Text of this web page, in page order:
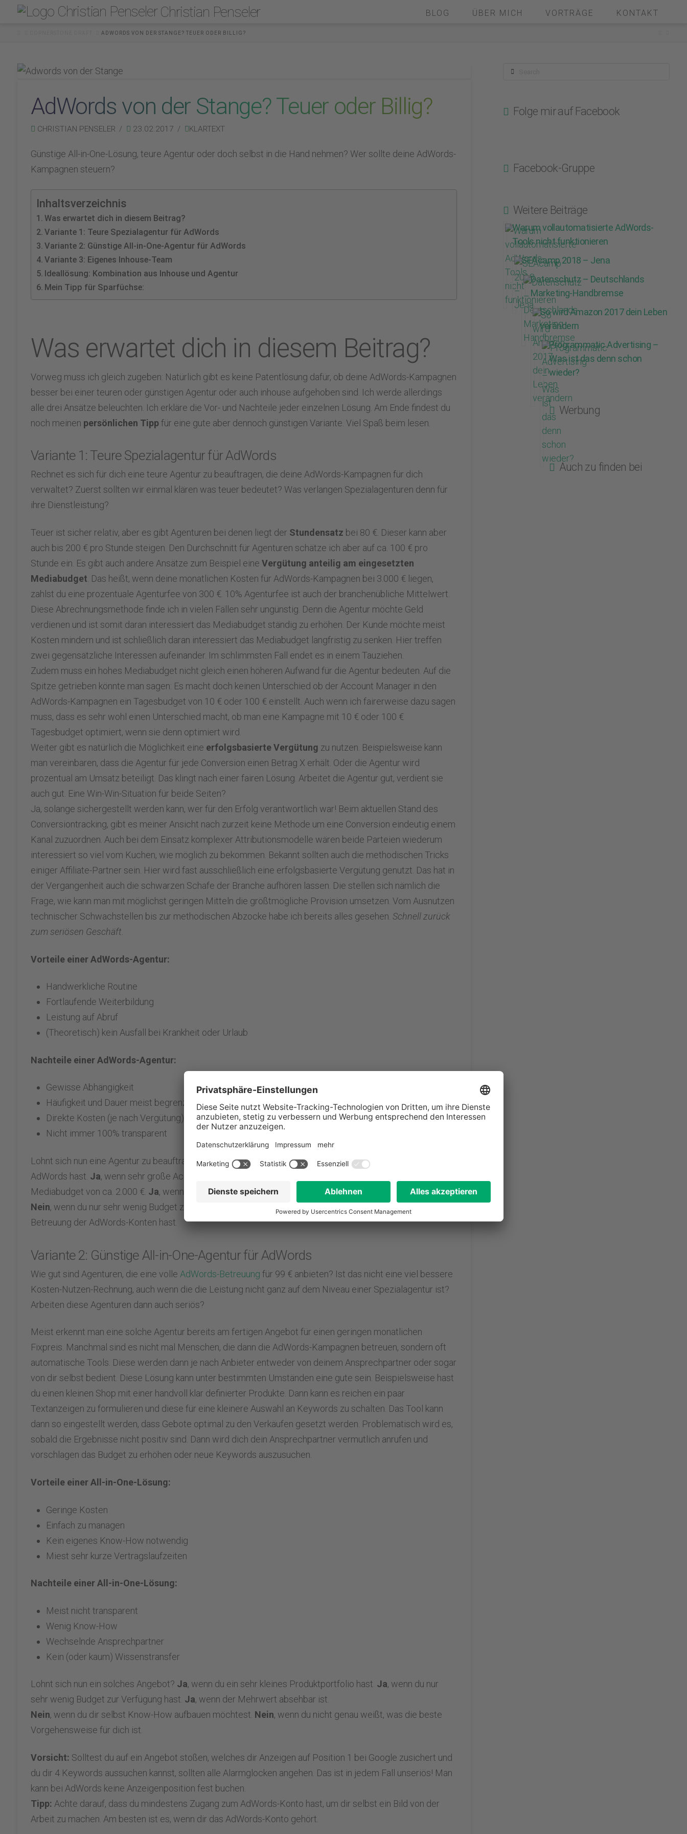
Christian Penseler BLOG ÜBER MICH VORTRÄGE KONTAKT
ADWORDS VON DER STANGE? TEUER ODER BILLIG?
AdWords von der Stange? Teuer oder Billig?
CHRISTIAN PENSELER 23.02.2017 KLARTEXT
Günstige All-in-One-Lösung, teure Agentur oder doch selbst in die Hand nehmen? Wer sollte deine AdWords-
Kampagnen steuern?
Inhaltsverzeichnis
Was erwartet dich in diesem Beitrag?
Variante 1: Teure Spezialagentur für AdWords
Variante 2: Günstige All-in-One-Agentur für AdWords
Variante 3: Eigenes Inhouse-Team
Ideallösung: Kombination aus Inhouse und Agentur
Mein Tipp für Sparfüchse:
Was erwartet dich in diesem Beitrag?
Vorweg muss ich gleich zugeben: Natürlich gibt es keine Patentlösung dafür, ob deine AdWords-Kampagnen
besser bei einer teuren oder günstigen Agentur oder auch inhouse aufgehoben sind. Ich werde allerdings
alle drei Ansätze beleuchten. Ich erkläre die Vor- und Nachteile jeder einzelnen Lösung. Am Ende findest du
noch meinen persönlichen Tippfür eine gute aber dennoch günstigen Variante. Viel Spaß beim lesen.
Variante 1: Teure Spezialagentur für AdWords
Rechnet es sich für dich eine teure Agentur zu beauftragen, die deine AdWords-Kampagnen für dich
verwaltet? Zuerst sollten wir einmal klären was teuer bedeutet? Was verlangen Spezialagenturen denn für
ihre Dienstleistung?
Teuer ist sicher relativ, aber es gibt Agenturen bei denen liegt der Stundensatz bei 80 €. Dieser kann aber
auch bis 200 € pro Stunde steigen. Den Durchschnitt für Agenturen schätze ich aber auf ca. 100 € pro
Stunde ein. Es gibt auch andere Ansätze zum Beispiel eineVergütung anteilig am eingesetzten
Mediabudget . Das heißt, wenn deine monatlichen Kosten für AdWords-Kampagnen bei 3.000 € liegen,
zahlst du eine prozentuale Agenturfee von 300 €. 10% Agenturfee ist auch der branchenübliche Mittelwert.
Diese Abrechnungsmethode finde ich in vielen Fällen sehr ungünstig. Denn die Agentur möchte Geld
verdienen und ist somit daran interessiert das Mediabudget ständig zu erhöhen. Der Kunde möchte meist
Kosten mindern und ist schließlich daran interessiert das Mediabudget langfristig zu senken. Hier treffen
zwei gegensätzliche Interessen aufeinander. Im schlimmsten Fall endet es in einem Tauziehen.
Zudem muss ein hohes Mediabudget nicht gleich einen höheren Aufwand für die Agentur bedeuten. Auf die
Spitze getrieben könnte man sagen: Es macht doch keinen Unterschied ob der Account Manager in den
AdWords-Kampagnen ein Tagesbudget von 10 € oder 100 € einstellt. Auch wenn ich fairerweise dazu sagen
muss, dass es sehr wohl einen Unterschied macht, ob man eine Kampagne mit 10 € oder 100 €
Tagesbudget optimiert, wenn sie denn optimiert wird.
Weiter gibt es natürlich die Möglichkeit eine erfolgsbasierte Vergütung zu nutzen. Beispielsweise kann
man vereinbaren, dass die Agentur für jede Conversion einen Betrag X erhält. Oder die Agentur wird
prozentual am Umsatz beteiligt. Das klingt nach einer fairen Lösung. Arbeitet die Agentur gut, verdient sie
auch gut. Eine Win-Win-Situation für beide Seiten?
Ja, solange sichergestellt werden kann, wer für den Erfolg verantwortlich war! Beim aktuellen Stand des
Conversiontracking, gibt es meiner Ansicht nach zurzeit keine Methode um eine Conversion eindeutig einem
Kanal zuzuordnen. Auch bei dem Einsatz komplexer Attributionsmodelle wären beide Parteien wiederum
interessiert so viel vom Kuchen, wie möglich zu bekommen. Bekannt sollten auch die methodischen Tricks
einiger Affiliate-Partner sein. Hier wird fast ausschließlich eine erfolgsbasierte Vergütung genutzt. Das hat in
der Vergangenheit auch die schwarzen Schafe der Branche aufhören lassen. Die stellen sich nämlich die
Frage, wie kann man mit möglichst geringen Mitteln die größtmögliche Provision umsetzen. Vom Ausnutzen
technischer Schwachstellen bis zur methodischen Abzocke habe ich bereits alles gesehen.Schnell zurück
zum seriösen Geschäft.
Vorteile einer AdWords-Agentur:
Handwerkliche Routine
Fortlaufende Weiterbildung
Leistung auf Abruf
(Theoretisch) kein Ausfall bei Krankheit oder Urlaub
Nachteile einer AdWords-Agentur:
Gewisse Abhängigkeit
Häufigkeit und Dauer meist begrenzt
Direkte Kosten (je nach Vergütung)
Nicht immer 100% transparent
Lohnt sich nun eine Agentur zu beauftragen?Ja, wenn du keine Zeit oder keine Erfahrung im Bereich
AdWords hast. Ja, wenn sehr große Accounts betreut werden sollen.
Mediabudget von ca. 2.000 €. Ja, wenn erstmal ein Grundsetup erarbeitet werden soll.
Nein, wenn du nur sehr wenig Budget zur Verfügung hast. Nein, wenn du bereits gute Mitarbeiter für die
Betreuung der AdWords-Konten hast.
Variante 2: Günstige All-in-One-Agentur für AdWords
Wie gut sind Agenturen, die eine volle AdWords-Betreuung für 99 € anbieten? Ist das nicht eine viel bessere
Kosten-Nutzen-Rechnung, auch wenn die die Leistung nicht ganz auf dem Niveau einer Spezialagentur ist?
Arbeiten diese Agenturen dann auch seriös?
Meist erkennt man eine solche Agentur bereits am fertigen Angebot für einen geringen monatlichen
Fixpreis. Manchmal sind es nicht mal Menschen, die dann die AdWords-Kampagnen betreuen, sondern oft
automatische Tools. Diese werden dann je nach Anbieter entweder von deinem Ansprechpartner oder sogar
von dir selbst bedient. Diese Lösung kann unter bestimmten Umständen eine gute sein. Beispielsweise hast
du einen kleinen Shop mit einer handvoll klar definierter Produkte. Dann kann es reichen ein paar
Textanzeigen zu formulieren und diese für eine kleinere Auswahl an Keywords zu schalten. Das Tool kann
dann so eingestellt werden, dass Gebote optimal zu den Verkäufen gesetzt werden. Problematisch wird es,
sobald die Ergebnisse nicht positiv sind. Dann wird dich dein Ansprechpartner vermutlich anrufen und
vorschlagen das Budget zu erhöhen oder neue Keywords auszusuchen.
Vorteile einer All-in-One-Lösung:
Geringe Kosten
Einfach zu managen
Kein eigenes Know-How notwendig
Miest sehr kurze Vertragslaufzeiten
Nachteile einer All-in-One-Lösung:
Meist nicht transparent
Wenig Know-How
Wechselnde Ansprechpartner
Kein (oder kaum) Wissenstransfer
Lohnt sich nun ein solches Angebot? Ja, wenn du ein sehr kleines Produktportfolio hast. Ja, wenn du nur
sehr wenig Budget zur Verfügung hast. Ja, wenn der Mehrwert absehbar ist.
Nein, wenn du dir selbst Know-How aufbauen möchtest. Nein, wenn du nicht genau weißt, was die beste
Vorgehensweise für dich ist.
Vorsicht: Solltest du auf ein Angebot stoßen, welches dir Anzeigen auf Position 1 bei Google zusichert und
du dir 4 Keywords aussuchen kannst, sollten alle Alarmglocken angehen. Das ist in jedem Fall unseriös! Man
kann bei AdWords keine Anzeigenposition fest buchen.
Tipp: Achte darauf, dass du mindestens Zugang zum AdWords-Konto hast, um dir selbst ein Bild von der
Arbeit zu machen. Am besten ist es, wenn dir das AdWords-Konto gehört.
Search
Folge mir auf Facebook
Facebook-Gruppe
Weitere Beiträge
Warum vollautomatisierte AdWords-
Tools nicht funktionieren
SEAcamp 2018 – Jena
Datenschutz – Deutschlands
Marketing-Handbremse
So wird Amazon 2017 dein Leben
verändern
Programmatic Advertising –
Was ist das denn schon
wieder?
Werbung
Auch zu finden bei